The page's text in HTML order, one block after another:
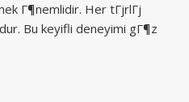
Г¶nemlidir. Her tГјrlГј
Bu keyifli deneyimi gГ¶z